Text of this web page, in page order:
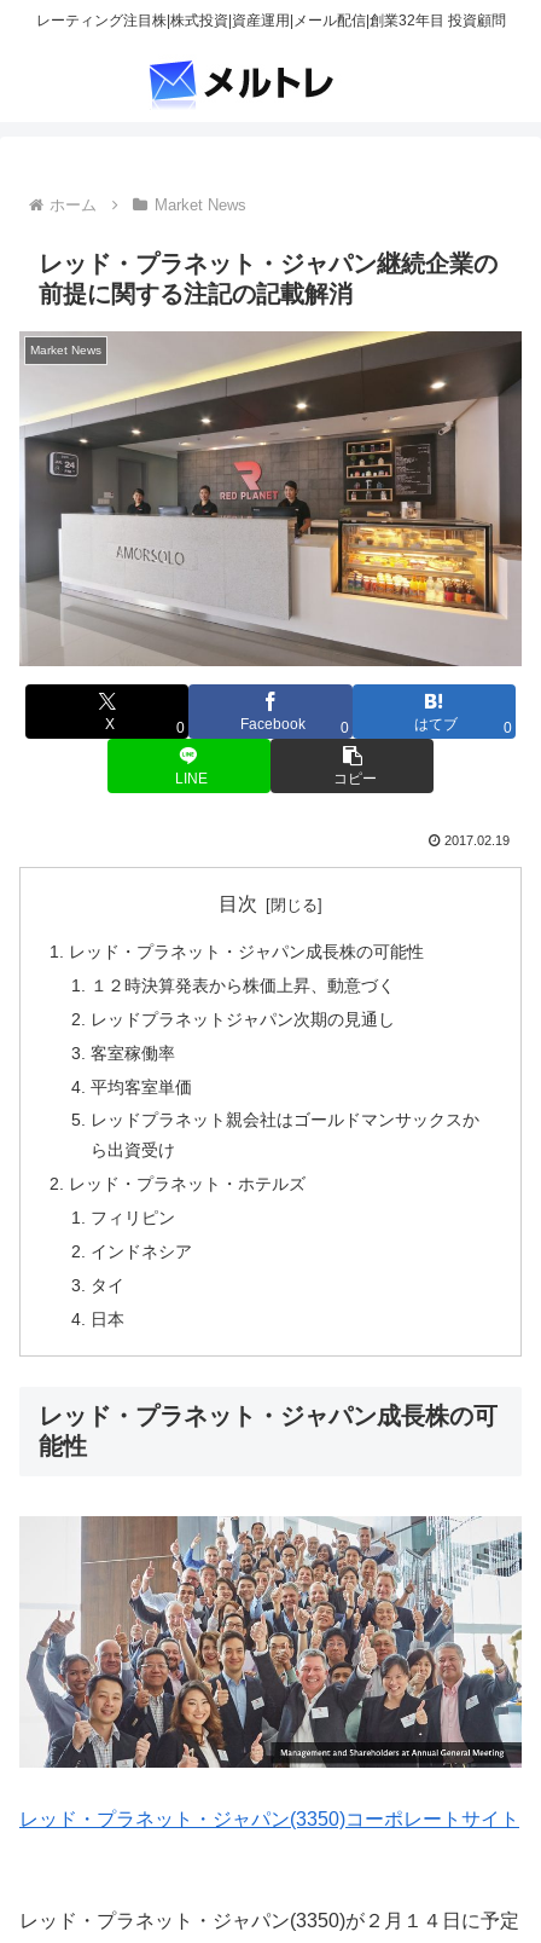
レーティング注目株|株式投資|資産運用|メール配信|創業32年目 投資顧問
ホーム Market News
レッド・プラネット・ジャパン継続企業の
前提に関する注記の記載解消
Market News
X 0 Facebook 0 はてブ 0
LINE コピー
2017.02.19
目次
レッド・プラネット・ジャパン成長株の可能性
１２時決算発表から株価上昇、動意づく
レッドプラネットジャパン次期の見通し
客室稼働率
平均客室単価
レッドプラネット親会社はゴールドマンサックスか
ら出資受け
レッド・プラネット・ホテルズ
フィリピン
インドネシア
タイ
日本
レッド・プラネット・ジャパン成長株の可
能性
レッド・プラネット・ジャパン(3350)コーポレートサイト
レッド・プラネット・ジャパン(3350)が２月１４日に予定